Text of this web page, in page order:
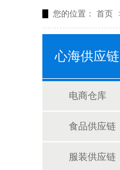
您的位置： 首页
心海供应
电商仓库
食品供应链
服装供应链